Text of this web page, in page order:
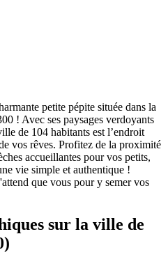
petite pépite située dans la
! Avec ses paysages verdoyants
de 104 habitants est l’endroit
vos rêves. Profitez de la proximité
accueillantes pour vos petits,
vie simple et authentique !
que vous pour y semer vos
sur la ville de